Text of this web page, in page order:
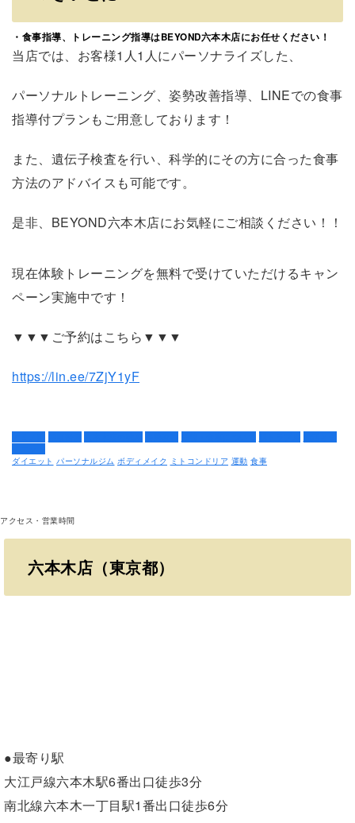
・食事指導、トレーニング指導はBEYOND六本木店にお任せください！
当店では、お客様1人1人にパーソナライズした、
パーソナルトレーニング、姿勢改善指導、LINEでの食事
指導付プランもご用意しております！
また、遺伝子検査を行い、科学的にその方に合った食事
方法のアドバイスも可能です。
是非、BEYOND六本木店にお気軽にご相談ください！！
現在体験トレーニングを無料で受けていただけるキャン
ペーン実施中です！
▼▼▼ご予約はこちら▼▼▼
https://lin.ee/7ZjY1yF
ダイエット パーソナルジム ボディメイク ミトコンドリア 運動 食事
アクセス・営業時間
六本木店（東京都）
●最寄り駅
大江戸線六本木駅6番出口徒歩3分
南北線六本木一丁目駅1番出口徒歩6分